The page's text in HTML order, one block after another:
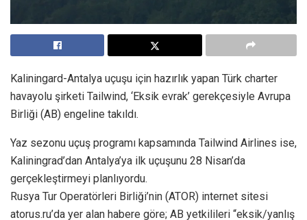
Kaliningard-Antalya uçuşu için hazırlık yapan Türk charter
havayolu şirketi Tailwind, ‘Eksik evrak’ gerekçesiyle Avrupa
Birliği (AB) engeline takıldı.
Yaz sezonu uçuş programı kapsamında Tailwind Airlines ise,
Kaliningrad’dan Antalya’ya ilk uçuşunu 28 Nisan’da
gerçekleştirmeyi planlıyordu.
Rusya Tur Operatörleri Birliği’nin (ATOR) internet sitesi
atorus.ru’da yer alan habere göre; AB yetkilileri “eksik/yanlış